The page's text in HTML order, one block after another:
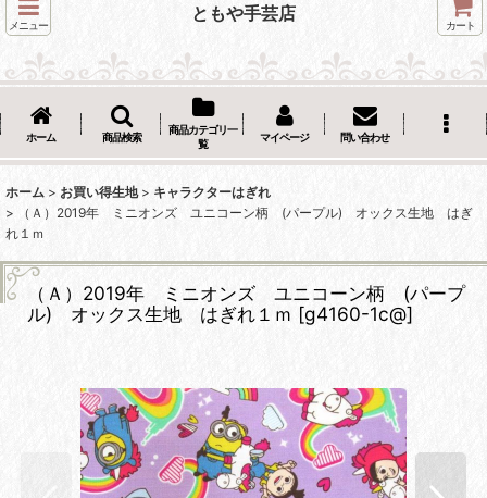
メニュー
ともや手芸店
カート
ホーム 商品検索
商品カテゴリ一
覧
マイページ 問い合わせ
ホーム > お買い得生地 > キャラクターはぎれ
>
（Ａ）2019年 ミニオンズ ユニコーン柄 (パープル) オックス生地 はぎ
れ１ｍ
（Ａ）2019年 ミニオンズ ユニコーン柄 (パープ
ル) オックス生地 はぎれ１ｍ [g4160-1c@]